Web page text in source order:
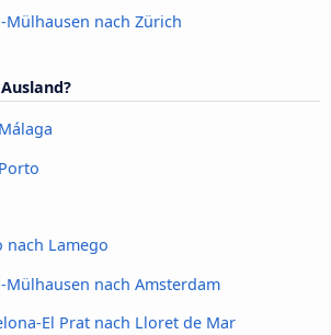
Mülhausen nach Zürich
nach Lamego
Mülhausen nach Amsterdam
El Prat nach Lloret de Mar